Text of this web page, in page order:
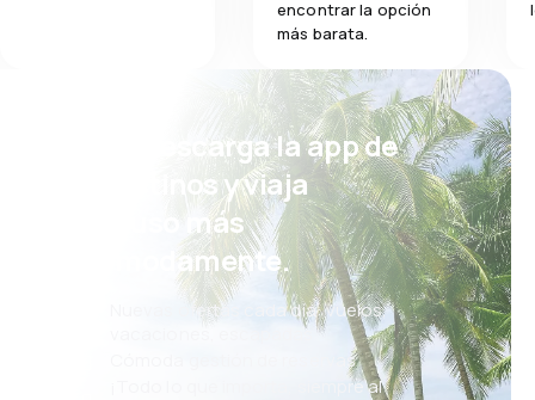
encontrar la opción
más barata.
¡Eh! Descarga la app de
eDestinos y viaja
incluso más
cómodamente.
Nuevas ofertas cada día: vuelos,
vacaciones, escapadas
Cómoda gestión de reservas
¡Todo lo que importa, siempre al